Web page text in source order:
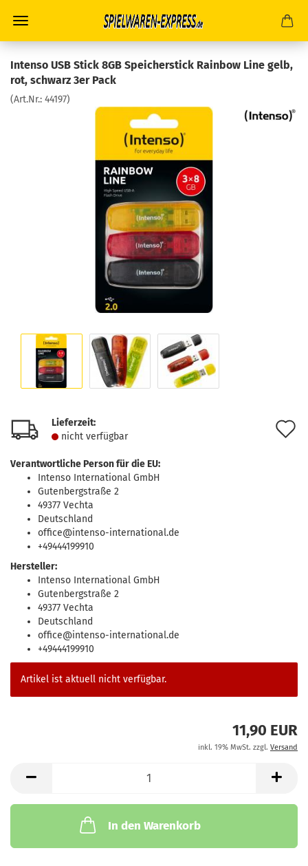
Intenso USB Stick 8GB Speicherstick Rainbow Line gelb,
rot, schwarz 3er Pack
(Art.Nr.: 44197)
Lieferzeit:
nicht verfügbar
Verantwortliche Person für die EU:
Intenso International GmbH
Gutenbergstraße 2
49377 Vechta
Deutschland
office@intenso-international.de
+49444199910
Hersteller:
Intenso International GmbH
Gutenbergstraße 2
49377 Vechta
Deutschland
office@intenso-international.de
+49444199910
Artikel ist aktuell nicht verfügbar.
11,90 EUR
inkl. 19% MwSt. zzgl. Versand
In den Warenkorb